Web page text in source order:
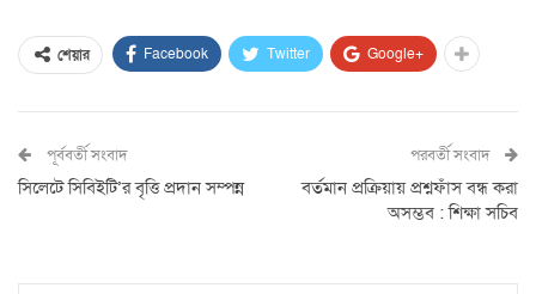
শেয়ার Facebook Twitter Google+
পূর্ববর্তী সংবাদ
সিলেটে সিবিইটি’র বৃত্তি প্রদান সম্পন্ন
পরবর্তী সংবাদ
বর্তমান প্রক্রিয়ায় প্রশ্নফাঁস বন্ধ করা
অসম্ভব : শিক্ষা সচিব